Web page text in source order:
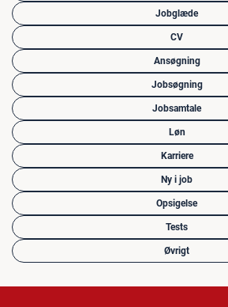
Jobglæde
CV
Ansøgning
Jobsøgning
Jobsamtale
Løn
Karriere
Ny i job
Opsigelse
Tests
Øvrigt